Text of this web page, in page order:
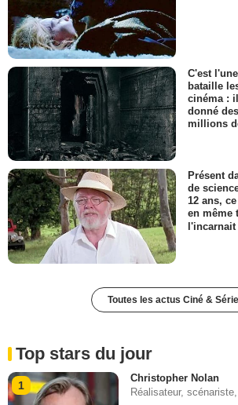
C'est
bataille
cinéma :
donné
millions
Présent
de
12 ans,
en même
l'incarnait
Toutes les actus Ciné &
Top stars du jour
1
Christopher Nolan
Réalisateur,